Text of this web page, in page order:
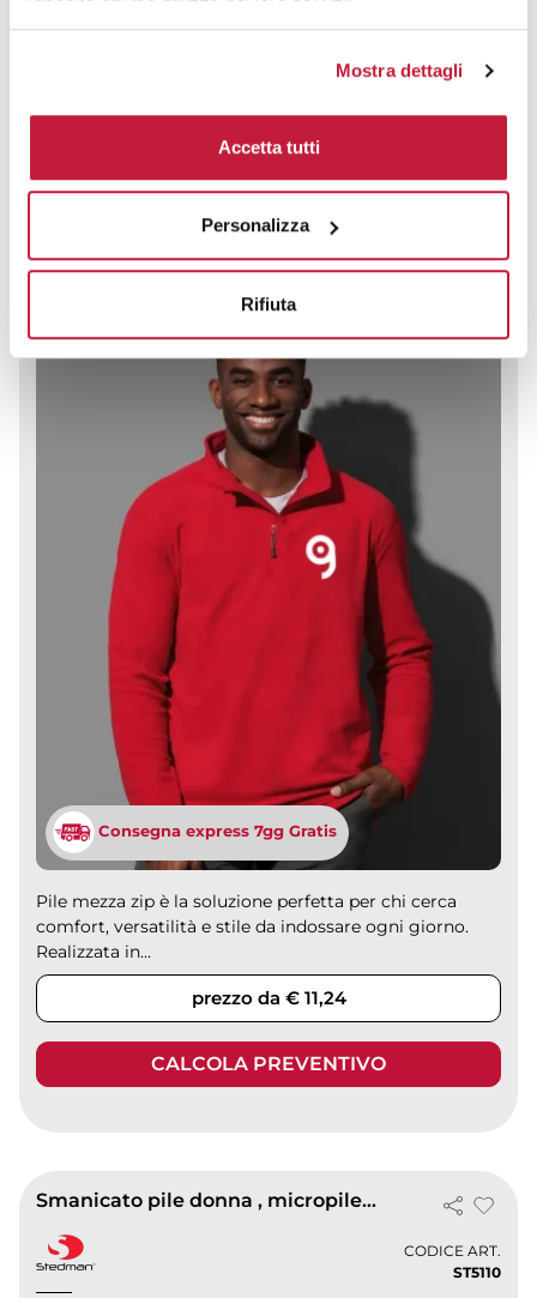
Mostra dettagli
Accetta tutti
Personalizza
Rifiuta
100% Poliestere - 170 g/m²
Consegna express 7gg Gratis
Pile mezza zip è la soluzione perfetta per chi cerca
comfort, versatilità e stile da indossare ogni giorno.
Realizzata in...
prezzo da € 11,24
CALCOLA PREVENTIVO
Smanicato pile donna , micropile anti-pilling
CODICE ART.
ST5110